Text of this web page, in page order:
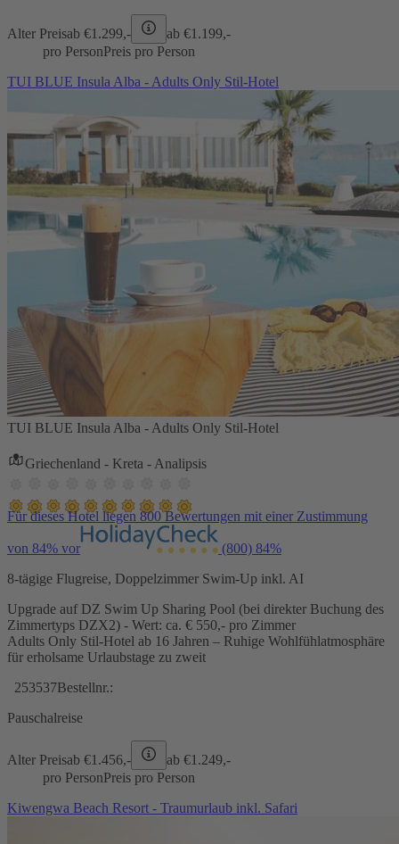
Alter Preisab €1.299,- ab €1.199,-
pro PersonPreis pro Person
TUI BLUE Insula Alba - Adults Only Stil-Hotel
TUI BLUE Insula Alba - Adults Only Stil-Hotel
Griechenland - Kreta - Analipsis
Für dieses Hotel liegen 800 Bewertungen mit einer Zustimmung
von 84% vor (800) 84%
8-tägige Flugreise, Doppelzimmer Swim-Up inkl. AI
Upgrade auf DZ Swim Up Sharing Pool (bei direkter Buchung des
Zimmertyps DZX2) - Wert: ca. € 550,- pro Zimmer
Adults Only Stil-Hotel ab 16 Jahren – Ruhige Wohlfühlatmosphäre
für erholsame Urlaubstage zu zweit
253537Bestellnr.:
Pauschalreise
Alter Preisab €1.456,- ab €1.249,-
pro PersonPreis pro Person
Kiwengwa Beach Resort - Traumurlaub inkl. Safari